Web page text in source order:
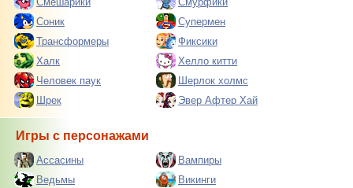
Соник
Супермен
Трансформеры
Фиксики
Халк
Хелло китти
Человек паук
Шерлок холмс
Шрек
Эвер Афтер Хай
Игры с персонажами
Ассасины
Вампиры
Ведьмы
Викинги